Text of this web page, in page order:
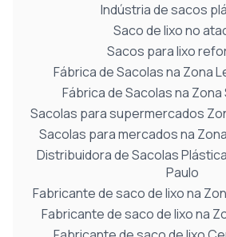
Indústria de sacos
Saco de lixo no
Sacos para lixo
Fábrica de Sacolas na Zona
Fábrica de Sacolas na Zona
Sacolas para supermercados
Sacolas para mercados na
Distribuidora de Sacolas
Paulo
Fabricante de saco de lixo na
Fabricante de saco de lixo na